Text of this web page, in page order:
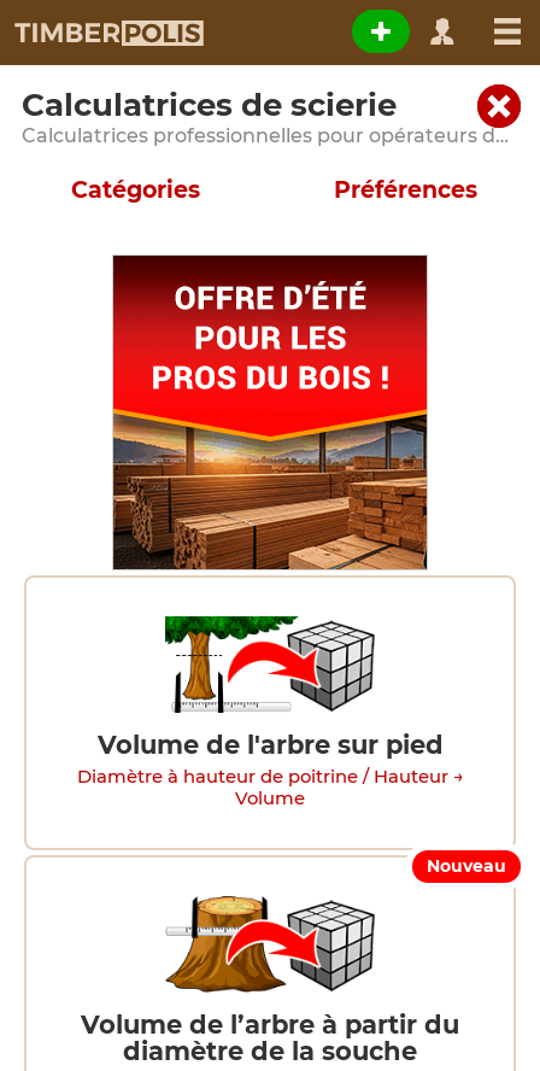
Calculatrices de scierie
Calculatrices professionnelles pour opérateurs de scieries et entreprises de transformation du bois
Catégories
Volume de l'arbre sur pied
Diamètre à hauteur de poitrine / Hauteur →
Volume
Nouveau
Volume de l’arbre à partir du
diamètre de la souche
Préférences